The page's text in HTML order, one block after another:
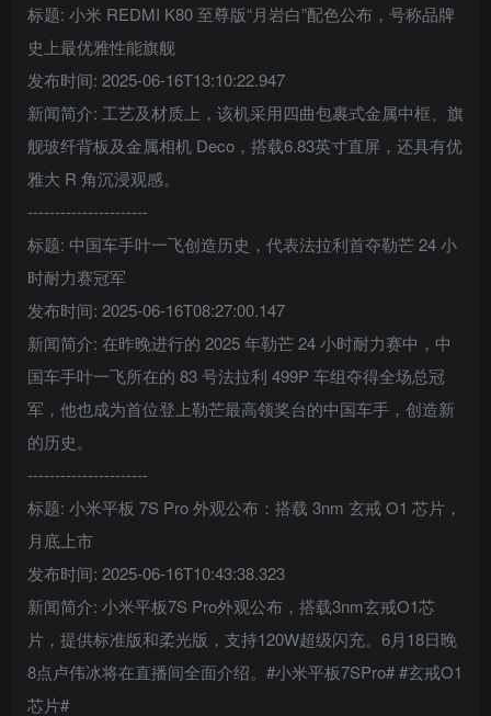
标题: 小米 REDMI K80 至尊版“月岩白”配色公布，号称品牌
史上最优雅性能旗舰
发布时间: 2025-06-16T13:10:22.947
新闻简介: 工艺及材质上，该机采用四曲包裹式金属中框、旗
舰玻纤背板及金属相机 Deco，搭载6.83英寸直屏，还具有优
雅大 R 角沉浸观感。
----------------------
标题: 中国车手叶一飞创造历史，代表法拉利首夺勒芒 24 小
时耐力赛冠军
发布时间: 2025-06-16T08:27:00.147
新闻简介: 在昨晚进行的 2025 年勒芒 24 小时耐力赛中，中
国车手叶一飞所在的 83 号法拉利 499P 车组夺得全场总冠
军，他也成为首位登上勒芒最高领奖台的中国车手，创造新
的历史。
----------------------
标题: 小米平板 7S Pro 外观公布：搭载 3nm 玄戒 O1 芯片，
月底上市
发布时间: 2025-06-16T10:43:38.323
新闻简介: 小米平板7S Pro外观公布，搭载3nm玄戒O1芯
片，提供标准版和柔光版，支持120W超级闪充。6月18日晚
8点卢伟冰将在直播间全面介绍。#小米平板7SPro# #玄戒O1
芯片#